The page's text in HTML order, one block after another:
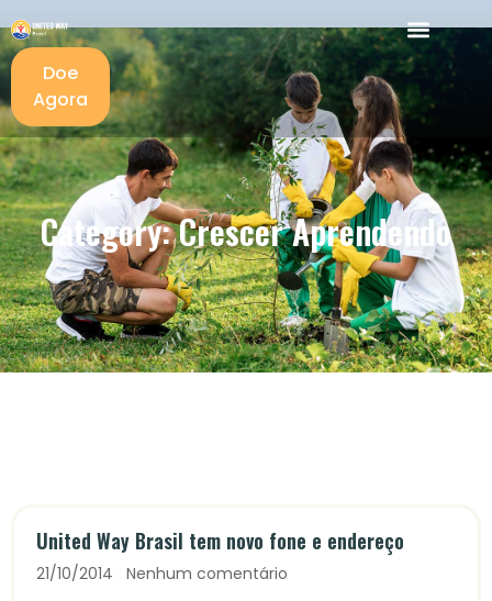
Doe
Agora
Category: Crescer Aprendendo
United Way Brasil tem novo fone e endereço
21/10/2014
Nenhum comentário